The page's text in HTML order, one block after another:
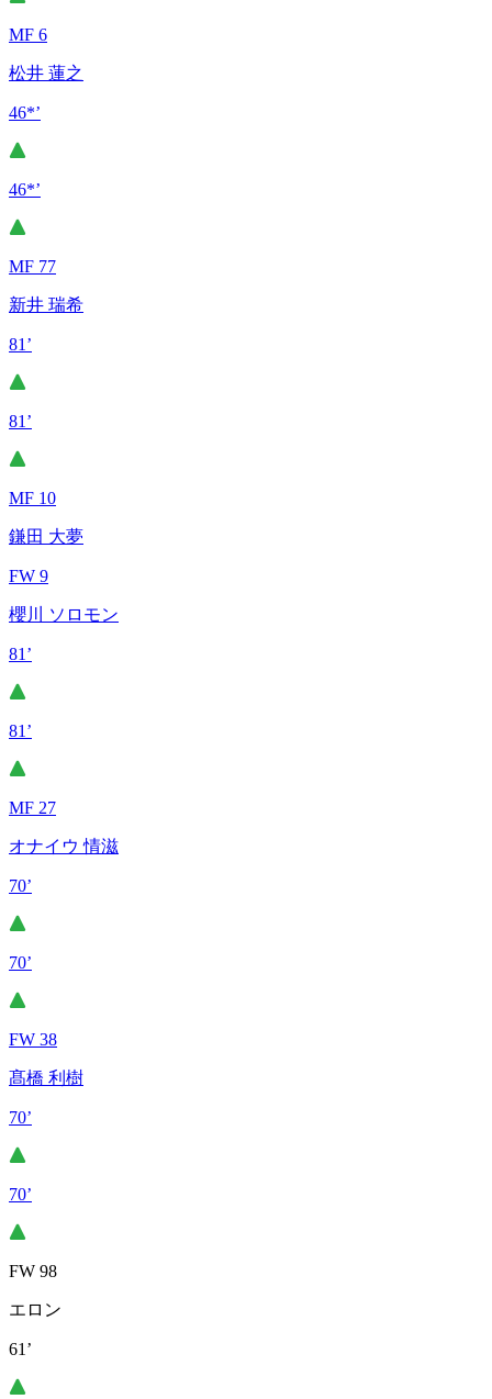
MF 6
松井 蓮之
46*’
46*’
MF 77
新井 瑞希
81’
81’
MF 10
鎌田 大夢
FW 9
櫻川 ソロモン
81’
81’
MF 27
オナイウ 情滋
70’
70’
FW 38
髙橋 利樹
70’
70’
FW 98
エロン
61’